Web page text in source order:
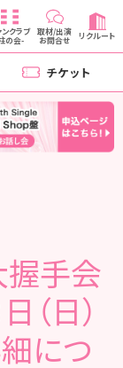
ンクラブ
の会-
取材/出演
お問合せ リクルート
チケット
握手会
（日）
につ